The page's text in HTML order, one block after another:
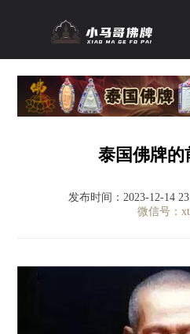
泰国佛牌的
发布时间：2023-12-14
微信号：